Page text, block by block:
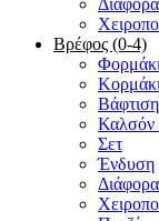
Διάφορα
Βρέφος (0-4)
Βάφτιση
Καλσόν
Σετ
Ένδυση
Διάφορα